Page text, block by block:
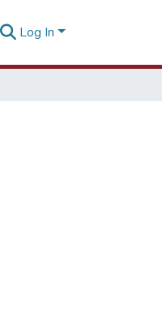
Log In